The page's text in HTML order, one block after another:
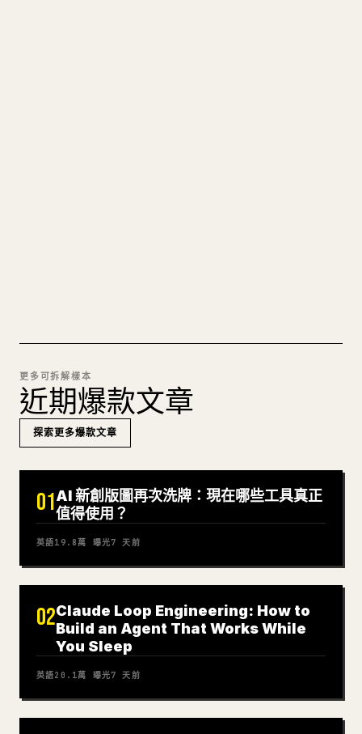
更多可拆解樣本
近期爆款文章
探索更多爆款文章
01AI 新創版圖再次洗牌：現在哪些工具真正
值得使用？
英語19.8萬 曝光7 天前
02Claude Loop Engineering: How to
Build an Agent That Works While
You Sleep
英語20.1萬 曝光7 天前